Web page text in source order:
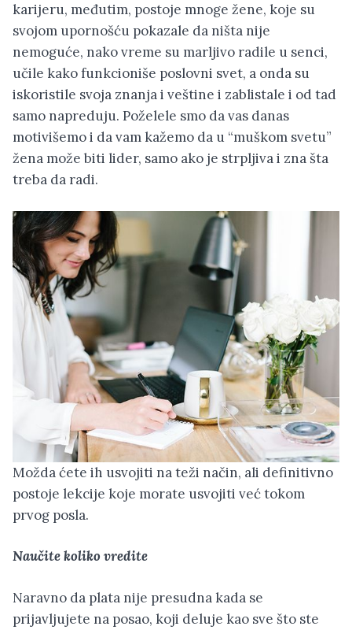
karijeru, međutim, postoje mnoge žene, koje su
svojom upornošću pokazale da ništa nije
nemoguće, nako vreme su marljivo radile u senci,
učile kako funkcioniše poslovni svet, a onda su
iskoristile svoja znanja i veštine i zablistale i od tad
samo napreduju. Poželele smo da vas danas
motivišemo i da vam kažemo da u “muškom svetu”
žena može biti lider, samo ako je strpljiva i zna šta
treba da radi.
Možda ćete ih usvojiti na teži način, ali definitivno
postoje lekcije koje morate usvojiti već tokom
prvog posla.
Naučite koliko vredite
Naravno da plata nije presudna kada se
prijavljujete na posao, koji deluje kao sve što ste